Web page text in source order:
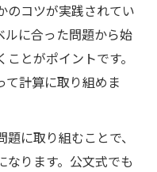
のコツが実践されてい
ルに合った問題から始
とがポイントです。
て計算に取り組めま
に取り組むことで、
なります。公文式でも